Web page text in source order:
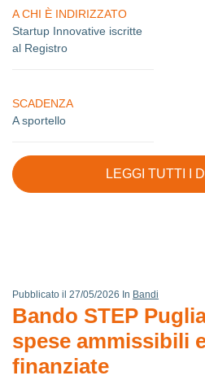
A CHI È INDIRIZZATO
Startup Innovative iscritte
al Registro
SCADENZA
A sportello
LEGGI TUTTI I
Pubblicato il 27/05/2026 In Bandi
Bando STEP
spese ammissibili
finanziate